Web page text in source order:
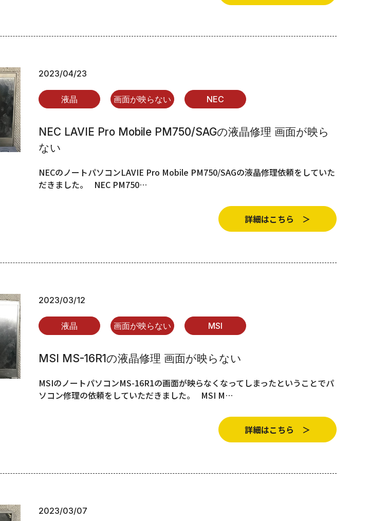
2023/04/23
液晶 画面が映らない NEC
NEC LAVIE Pro Mobile PM750/SAGの液晶修理 画面が映ら
ない
NECのノートパソコンLAVIE Pro Mobile PM750/SAGの液晶修理依頼をしていた
だきました。 NEC PM750…
詳細はこちら ＞
2023/03/12
液晶 画面が映らない MSI
MSI MS-16R1の液晶修理 画面が映らない
MSIのノートパソコンMS-16R1の画面が映らなくなってしまったということでパ
ソコン修理の依頼をしていただきました。 MSI M…
詳細はこちら ＞
2023/03/07